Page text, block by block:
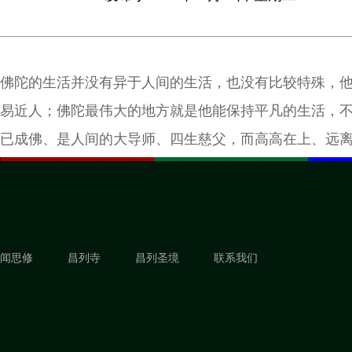
佛陀的生活并没有异于人间的生活，也没有比较特殊，
易近人；佛陀最伟大的地方就是他能保持平凡的生活，
已成佛、是人间的大导师、四生慈父，而高高在上、远
闻思修 昌列寺 昌列圣境 联系我们